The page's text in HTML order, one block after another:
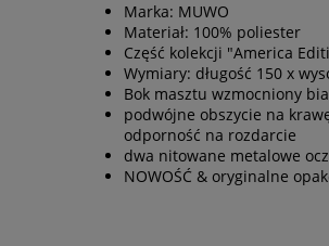
Marka: MUWO
Materiał: 100% poliester
Część kolekcji "America
Wymiary: długość 150 x
Bok masztu wzmocniony
podwójne obszycie na
odporność na rozdarcie
dwa nitowane metalowe
NOWOŚĆ & oryginalne